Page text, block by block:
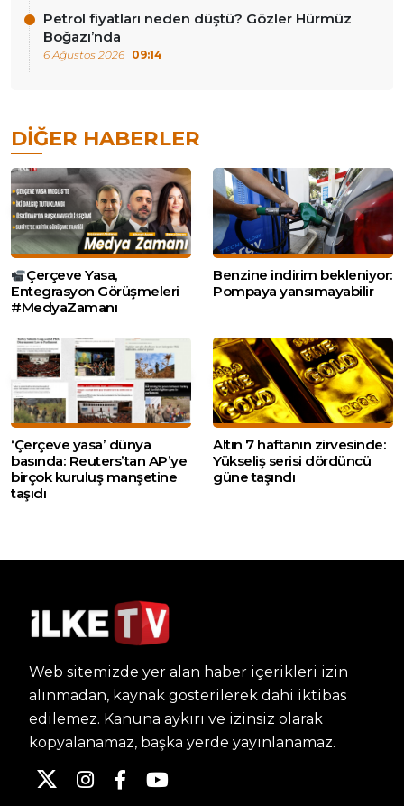
Petrol fiyatları neden düştü? Gözler Hürmüz
Boğazı’nda
6 Ağustos 2026 09:14
DIĞER HABERLER
Çerçeve Yasa,
Entegrasyon Görüşmeleri
#MedyaZamanı
Benzine indirim bekleniyor:
Pompaya yansımayabilir
‘Çerçeve yasa’ dünya
basında: Reuters’tan AP’ye
birçok kuruluş manşetine
taşıdı
Altın 7 haftanın zirvesinde:
Yükseliş serisi dördüncü
güne taşındı
Web sitemizde yer alan haber içerikleri izin
alınmadan, kaynak gösterilerek dahi iktibas
edilemez. Kanuna aykırı ve izinsiz olarak
kopyalanamaz, başka yerde yayınlanamaz.